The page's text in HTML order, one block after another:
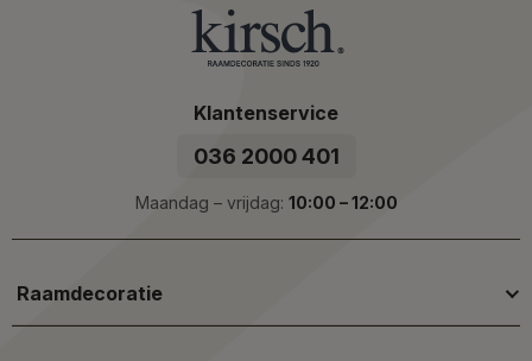
Klantenservice
036 2000 401
Maandag – vrijdag: 10:00 – 12:00
Raamdecoratie